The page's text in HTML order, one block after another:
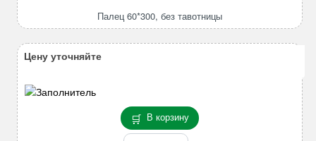
тавотницы
Палец 60*300, без тавотницы
В корзину
Цену уточняйте